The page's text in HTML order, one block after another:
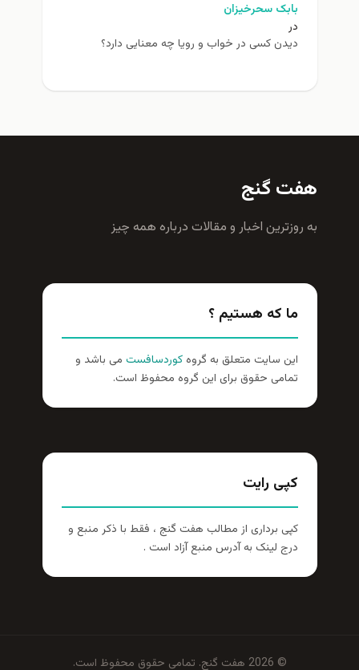
بابک سحرخیزان
در
دیدن کسی در خواب و رویا چه معنایی دارد؟
هفت گنج
به روزترين اخبار و مقالات درباره همه چيز
ما که هستیم ؟
این سایت متعلق به گروهکوردسافست می باشد و
تمامی حقوق برای این گروه محفوظ است.
کپی رایت
کپی برداری از مطالب هفت گنج ، فقط با ذکر منبع و
درج لینک به آدرس منبع آزاد است .
© 2026 هفت گنج. تمامی حقوق محفوظ است.